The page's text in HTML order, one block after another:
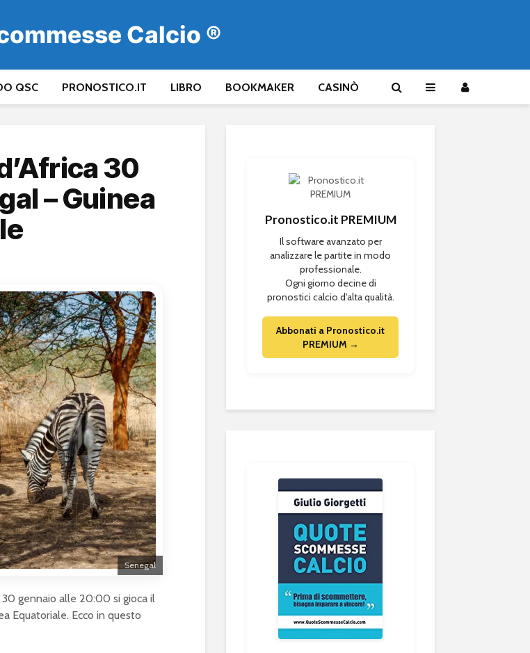
Calcio ®
QSC PRONOSTICO.IT LIBRO BOOKMAKER CASINÒ
30
– Guinea
Senegal
gennaio alle 20:00 si gioca il
Equatoriale. Ecco in questo
Pronostico.it PREMIUM
Il software avanzato per
analizzare le partite in modo
professionale.
Ogni giorno decine di
pronostici calcio d'alta qualità.
Abbonati a Pronostico.it
PREMIUM →